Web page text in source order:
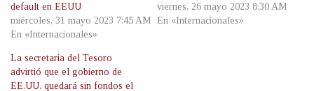
default en EEUU
miércoles, 31 mayo 2023 7:45 AM
En «Internacionales»
viernes, 26 mayo 2023 8:30 AM
En «Internacionales»
La secretaria del Tesoro
advirtió que el gobierno de
EE.UU. quedará sin fondos el